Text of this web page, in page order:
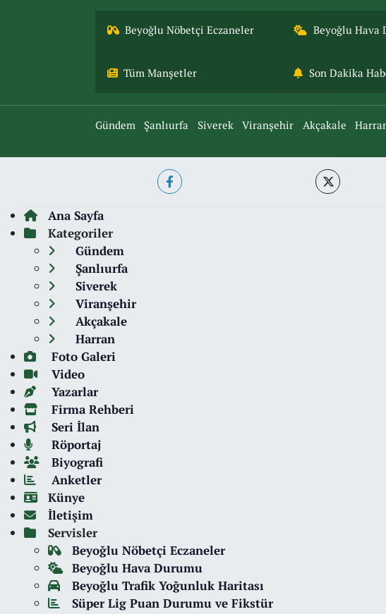
Beyoğlu Nöbetçi Eczaneler Beyoğlu Hava
Tüm Manşetler Son Dakika
Gündem Şanlıurfa Siverek Viranşehir Akçakale
Ana Sayfa
Kategoriler
Gündem
Şanlıurfa
Siverek
Viranşehir
Akçakale
Harran
Foto Galeri
Video
Yazarlar
Firma Rehberi
Seri İlan
Röportaj
Biyografi
Anketler
Künye
İletişim
Servisler
Beyoğlu Nöbetçi Eczaneler
Beyoğlu Hava Durumu
Beyoğlu Trafik Yoğunluk Haritası
Süper Lig Puan Durumu ve Fikstür